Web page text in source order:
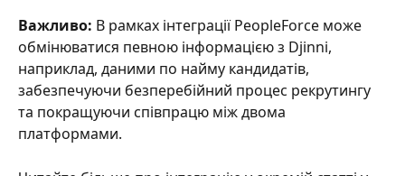
Важливо: В рамках інтеграції PeopleForce може
обмінюватися певною інформацією з Djinni,
наприклад, даними по найму кандидатів,
забезпечуючи безперебійний процес рекрутингу
та покращуючи співпрацю між двома
платформами.